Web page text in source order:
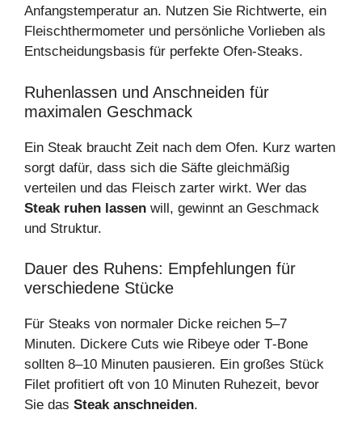
Anfangstemperatur an. Nutzen Sie Richtwerte, ein
Fleischthermometer und persönliche Vorlieben als
Entscheidungsbasis für perfekte Ofen‑Steaks.
Ruhenlassen und Anschneiden für
maximalen Geschmack
Ein Steak braucht Zeit nach dem Ofen. Kurz warten
sorgt dafür, dass sich die Säfte gleichmäßig
verteilen und das Fleisch zarter wirkt. Wer das
Steak ruhen lassen will, gewinnt an Geschmack
und Struktur.
Dauer des Ruhens: Empfehlungen für
verschiedene Stücke
Für Steaks von normaler Dicke reichen 5–7
Minuten. Dickere Cuts wie Ribeye oder T‑Bone
sollten 8–10 Minuten pausieren. Ein großes Stück
Filet profitiert oft von 10 Minuten Ruhezeit, bevor
Sie das Steak anschneiden.